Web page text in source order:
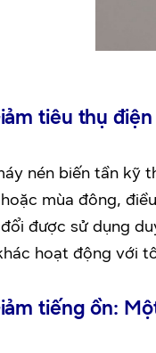
tiêu thụ
nén biến tần kỹ
mùa đông,
được sử dụng
hoạt động với
tiếng ồn: